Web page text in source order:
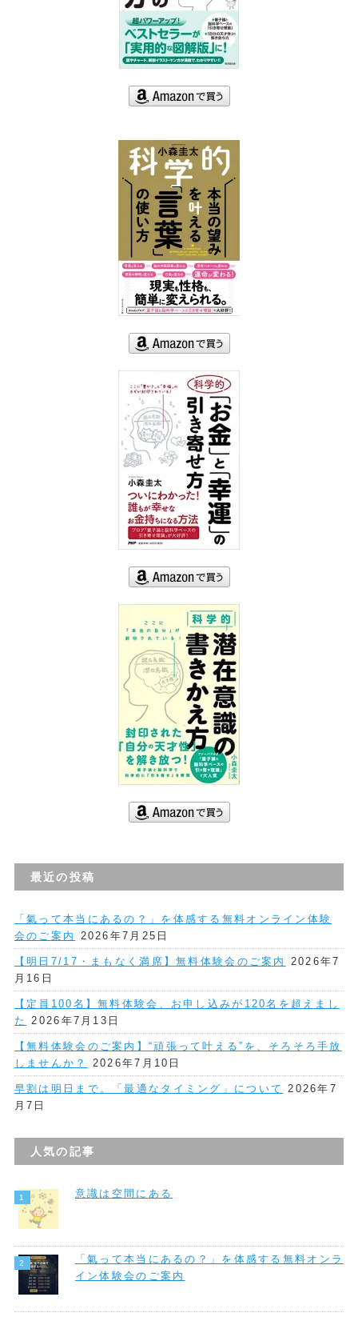
最近の投稿
「氣って本当にあるの？」を体感する無料オンライン体験
会のご案内
2026年7月25日
【明日7/17・まもなく満席】無料体験会のご案内
2026年7
月16日
【定員100名】無料体験会、お申し込みが120名を超えまし
た
2026年7月13日
【無料体験会のご案内】“頑張って叶える”を、そろそろ手放
しませんか？
2026年7月10日
早割は明日まで。「最適なタイミング」について
2026年7
月7日
人気の記事
意識は空間にある
「氣って本当にあるの？」を体感する無料オンラ
イン体験会のご案内